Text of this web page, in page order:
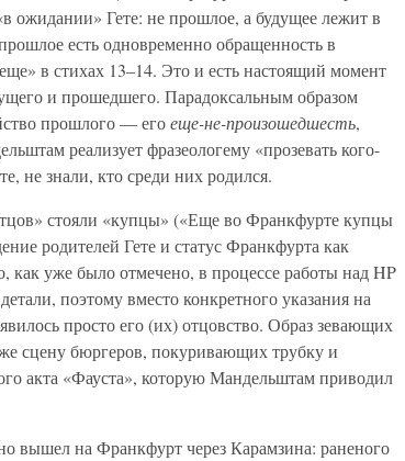
ожидании» Гете: не прошлое, а будущее лежит в
есть одновременно обращенность в
в стихах 13–14. Это и есть настоящий момент
и прошедшего. Парадоксальным образом
прошлого — егоеще-не-произошедшесть,
реализует фразеологему «прозевать кого-
не знали, кто среди них родился.
стояли «купцы» («Еще во Франкфурте купцы
родителей Гете и статус Франкфурта как
как уже было отмечено, в процессе работы над HP
поэтому вместо конкретного указания на
просто его (их) отцовство. Образ зевающих
сцену бюргеров, покуривающих трубку и
акта «Фауста», которую Мандельштам приводил
вышел на Франкфурт через Карамзина: раненого